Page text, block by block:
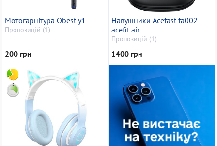
Мотогарнітура Obest y1
Пропозицій (1)
200 грн
Навушники Acefast fa002
acefit air
Пропозицій (1)
1400 грн